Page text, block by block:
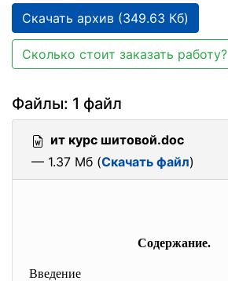
Скачать архив (349.63 Кб)
Сколько стоит заказать работу?
Файлы: 1 файл
ит курс шитовой.doc
— 1.37 Мб (Скачать файл)
Содержание.
Введение